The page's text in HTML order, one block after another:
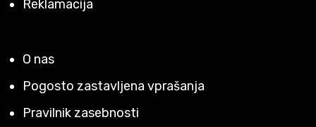
Reklamacija
O nas
Pogosto zastavljena vprašanja
Pravilnik zasebnosti